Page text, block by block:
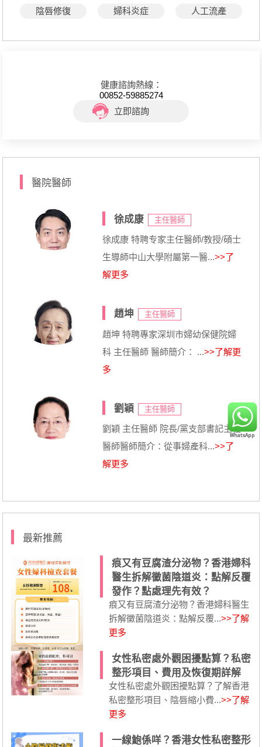
陰唇修復 婦科炎症 人工流產
健康諮詢熱線：
00852-59885274
立即諮詢
醫院醫師
徐成康 主任醫師
徐成康 特聘专家主任醫師/教授/碩士
生導師中山大學附屬第一醫...>>了
解更多
趙坤 主任醫師
趙坤 特聘專家深圳市婦幼保健院婦
科 主任醫師 醫師簡介： ...>>了解更
多
劉穎 主任醫師
劉穎 主任醫師 院長/黨支部書記主任
醫師醫師簡介：從事婦產科...>>了
解更多
最新推薦
痕又有豆腐渣分泌物？香港婦科
醫生拆解黴菌陰道炎：點解反覆
發作？點處理先有效？
痕又有豆腐渣分泌物？香港婦科醫生
拆解黴菌陰道炎：點解反覆...>>了解
更多
女性私密處外觀困擾點算？私密
整形項目、費用及恢復期詳解
女性私密處外觀困擾點算？了解香港
私密整形項目、陰唇縮小費...>>了解
更多
一線鮑係咩？香港女性私密整形